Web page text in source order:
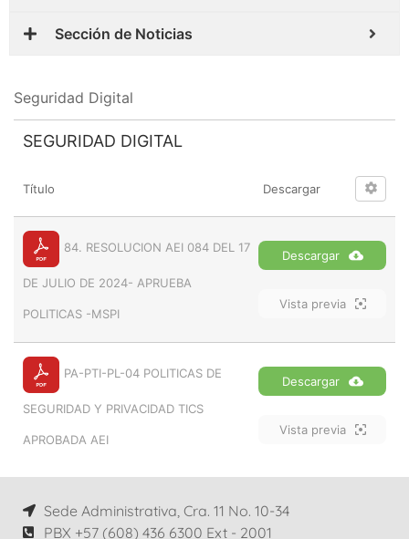
Sección de Noticias
Seguridad Digital
SEGURIDAD DIGITAL
Título Descargar
84. RESOLUCION AEI 084 DEL 17
DE JULIO DE 2024- APRUEBA
POLITICAS -MSPI
Descargar
Vista previa
PA-PTI-PL-04 POLITICAS DE
SEGURIDAD Y PRIVACIDAD TICS
APROBADA AEI
Descargar
Vista previa
Sede Administrativa, Cra. 11 No. 10-34
PBX +57 (608) 436 6300 Ext - 2001